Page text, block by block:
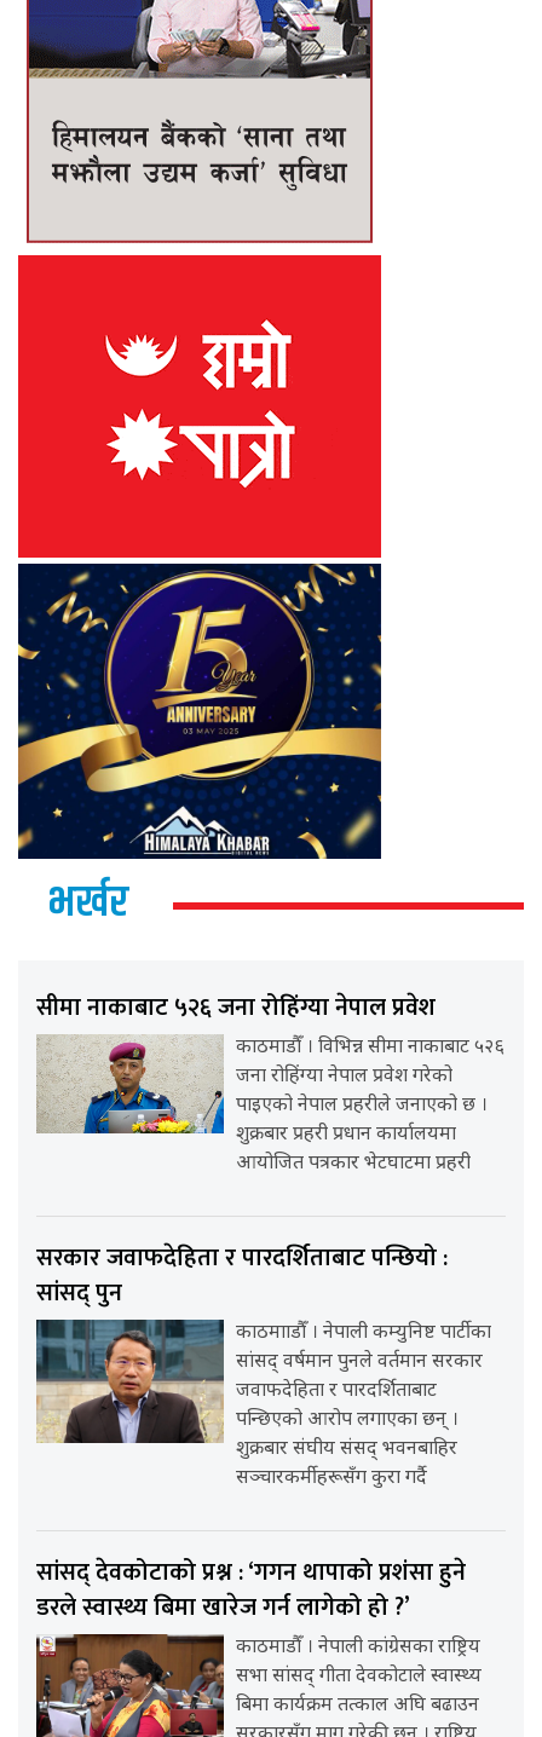
भर्खर
सीमा नाकाबाट ५२६ जना रोहिंग्या नेपाल प्रवेश
काठमाडौँ । विभिन्न सीमा नाकाबाट ५२६
जना रोहिंग्या नेपाल प्रवेश गरेको
पाइएको नेपाल प्रहरीले जनाएको छ ।
शुक्रबार प्रहरी प्रधान कार्यालयमा
आयोजित पत्रकार भेटघाटमा प्रहरी
सरकार जवाफदेहिता र पारदर्शिताबाट पन्छियो :
सांसद् पुन
काठमााडौँ । नेपाली कम्युनिष्ट पार्टीका
सांसद् वर्षमान पुनले वर्तमान सरकार
जवाफदेहिता र पारदर्शिताबाट
पन्छिएको आरोप लगाएका छन् ।
शुक्रबार संघीय संसद् भवनबाहिर
सञ्चारकर्मीहरूसँग कुरा गर्दै
सांसद् देवकोटाको प्रश्न : ‘गगन थापाको प्रशंसा हुने
डरले स्वास्थ्य बिमा खारेज गर्न लागेको हो ?’
काठमाडौँ । नेपाली कांग्रेसका राष्ट्रिय
सभा सांसद् गीता देवकोटाले स्वास्थ्य
बिमा कार्यक्रम तत्काल अघि बढाउन